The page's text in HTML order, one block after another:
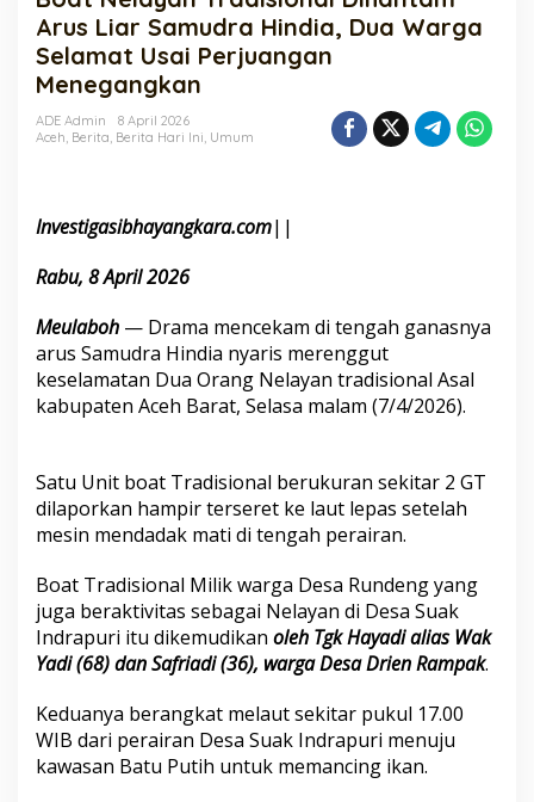
Dihantam
Arus
Liar
Samudra
Dua
Warga
Menegangkan
Arus Liar Samudra Hindia, Dua Warga
Selamat Usai Perjuangan
Menegangkan
ADE Admin
8 April 2026
Aceh, Berita, Berita Hari Ini, Umum
Investigasibhayangkara.com||
Rabu, 8 April 2026
Meulaboh — Drama mencekam di tengah ganasnya
arus Samudra Hindia nyaris merenggut
keselamatan Dua Orang Nelayan tradisional Asal
kabupaten Aceh Barat, Selasa malam (7/4/2026).
Satu Unit boat Tradisional berukuran sekitar 2 GT
dilaporkan hampir terseret ke laut lepas setelah
mesin mendadak mati di tengah perairan.
Boat Tradisional Milik warga Desa Rundeng yang
juga beraktivitas sebagai Nelayan di Desa Suak
Indrapuri itu dikemudikan oleh Tgk Hayadi alias Wak
Yadi (68) dan Safriadi (36), warga Desa Drien Rampak.
Keduanya berangkat melaut sekitar pukul 17.00
WIB dari perairan Desa Suak Indrapuri menuju
kawasan Batu Putih untuk memancing ikan.